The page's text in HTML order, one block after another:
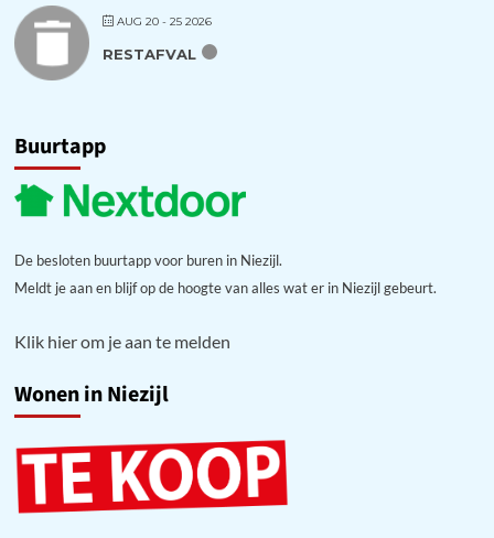
AUG 20 - 25 2026
RESTAFVAL
Buurtapp
De besloten buurtapp voor buren in Niezijl.
Meldt je aan en blijf op de hoogte van alles wat er in Niezijl gebeurt.
Klik hier om je aan te melden
Wonen in Niezijl